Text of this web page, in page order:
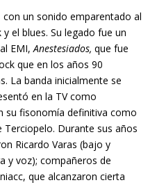
un sonido emparentado al
el blues. Su legado fue un
EMI,Anestesiados, que fue
que en los años 90
La banda inicialmente se
en la TV como
su fisonomía definitiva como
Durante sus años
Ricardo Varas (bajo y
y voz); compañeros de
que alcanzaron cierta